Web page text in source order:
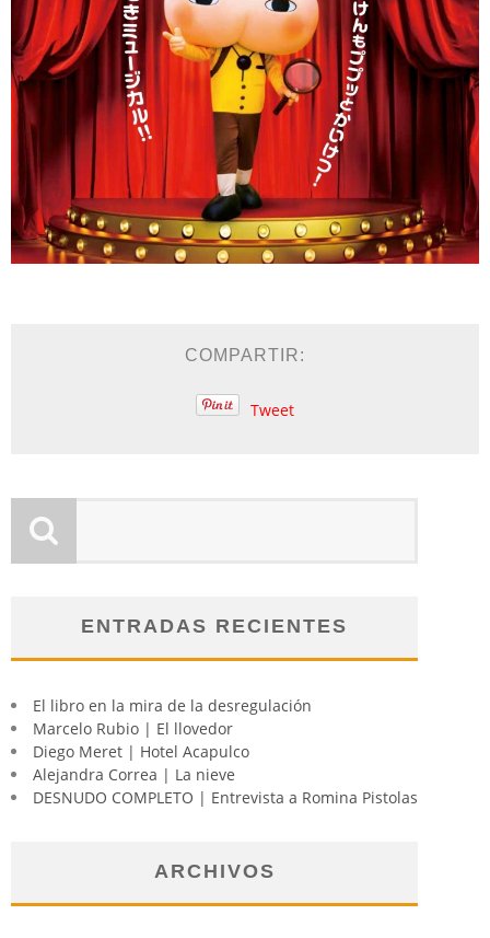
COMPARTIR:
Tweet
ENTRADAS RECIENTES
El libro en la mira de la desregulación
Marcelo Rubio | El llovedor
Diego Meret | Hotel Acapulco
Alejandra Correa | La nieve
DESNUDO COMPLETO | Entrevista a Romina Pistolas
ARCHIVOS